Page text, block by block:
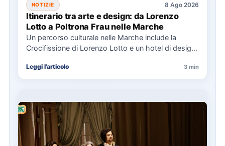
NOTIZIE 8 Ago 2026
Itinerario tra arte e design: da Lorenzo
Lotto a Poltrona Frau nelle Marche
Un percorso culturale nelle Marche include la
Crocifissione di Lorenzo Lotto e un hotel di design,
Leggi l'articolo 3 min